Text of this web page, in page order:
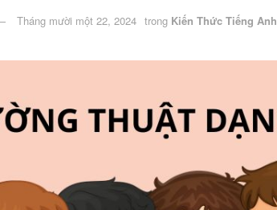
Tháng mười một 22, 2024 trong Kiến Thức Tiếng Anh